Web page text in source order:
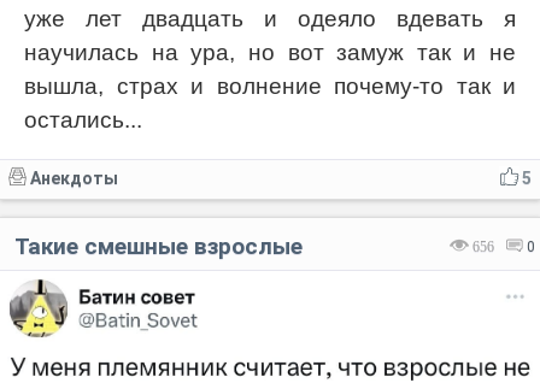
уже лет двадцать и одеяло вдевать я
научилась на ура, но вот замуж так и не
вышла, страх и волнение почему-то так и
остались...
5
Анекдоты
656 0
Такие смешные взрослые